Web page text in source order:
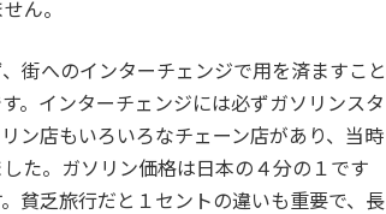
ん。
街へのインターチェンジで用を済ますこと
。インターチェンジには必ずガソリンスタ
ン店もいろいろなチェーン店があり、当時
た。ガソリン価格は日本の４分の１です
貧乏旅行だと１セントの違いも重要で、長